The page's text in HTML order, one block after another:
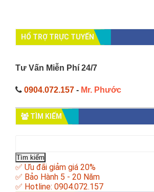
HỔ TRỢ TRỰC TUYẾN
Tư Vấn Miễn Phí 24/7
0904.072.157 - Mr. Phước
TÌM KIẾM
cho:
✅ Ưu đãi giảm giá 20%
✅ Bảo Hành 5 - 20 Năm
✅ Hotline: 0904.072.157